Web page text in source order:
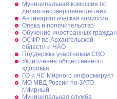
Муниципальная комиссия по
делам несовершеннолетних
Антинаркотическая комиссия
Опека и попечительство
Обучение иностранных граждан
ОСФР по Архангельской
области и НАО
Поддержка участникам СВО
Укрепление общественного
здоровья
ГО и ЧС Мирного информирует
МО МВД России по ЗАТО
г.Мирный
Муниципальная cлужба